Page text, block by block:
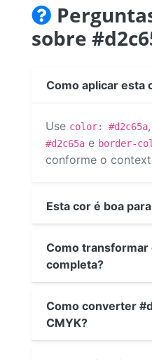
sobre
Como aplicar esta
Use color: #d2c65a,
#d2c65a e border-
conforme o
Esta cor é boa
Como transformar
completa?
Como converter
CMYK?